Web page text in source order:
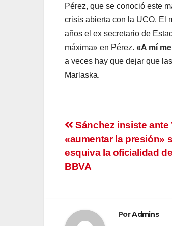
Pérez, que se conoció este
crisis abierta con la UCO. El
años el ex secretario de
máxima» en Pérez. «A mí
a veces hay que dejar que
Marlaska.
Navegación
de
entradas
Sánchez insiste ante
«aumentar la presión»
esquiva la oficialidad
BBVA
PorAdmins